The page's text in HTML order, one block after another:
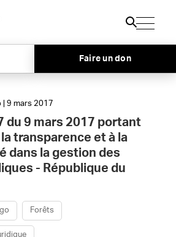
Faire un don
| 9 mars 2017
du 9 mars 2017 portant
transparence et à la
dans la gestion des
- République du
Forêts